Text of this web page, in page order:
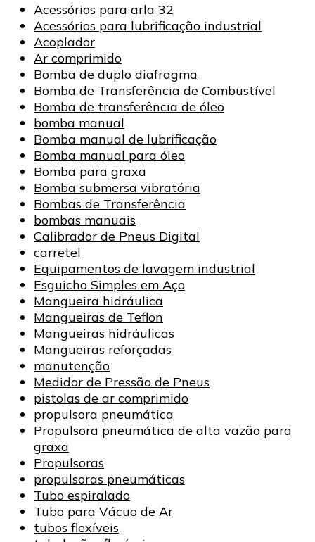
Acessórios para arla 32
Acessórios para lubrificação industrial
Acoplador
Ar comprimido
Bomba de duplo diafragma
Bomba de Transferência de Combustível
Bomba de transferência de óleo
bomba manual
Bomba manual de lubrificação
Bomba manual para óleo
Bomba para graxa
Bomba submersa vibratória
Bombas de Transferência
bombas manuais
Calibrador de Pneus Digital
carretel
Equipamentos de lavagem industrial
Esguicho Simples em Aço
Mangueira hidráulica
Mangueiras de Teflon
Mangueiras hidráulicas
Mangueiras reforçadas
manutenção
Medidor de Pressão de Pneus
pistolas de ar comprimido
propulsora pneumática
Propulsora pneumática de alta vazão para
graxa
Propulsoras
propulsoras pneumáticas
Tubo espiralado
Tubo para Vácuo de Ar
tubos flexíveis